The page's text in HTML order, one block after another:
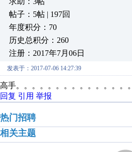
帖子：5帖 | 197回
年度积分：70
历史总积分：260
注册：2017年7月06日
发表于：2017-07-06 14:27:39
高手。。。。。。。。。。。。。。。
回复 引用 举报
热门招聘
相关主题